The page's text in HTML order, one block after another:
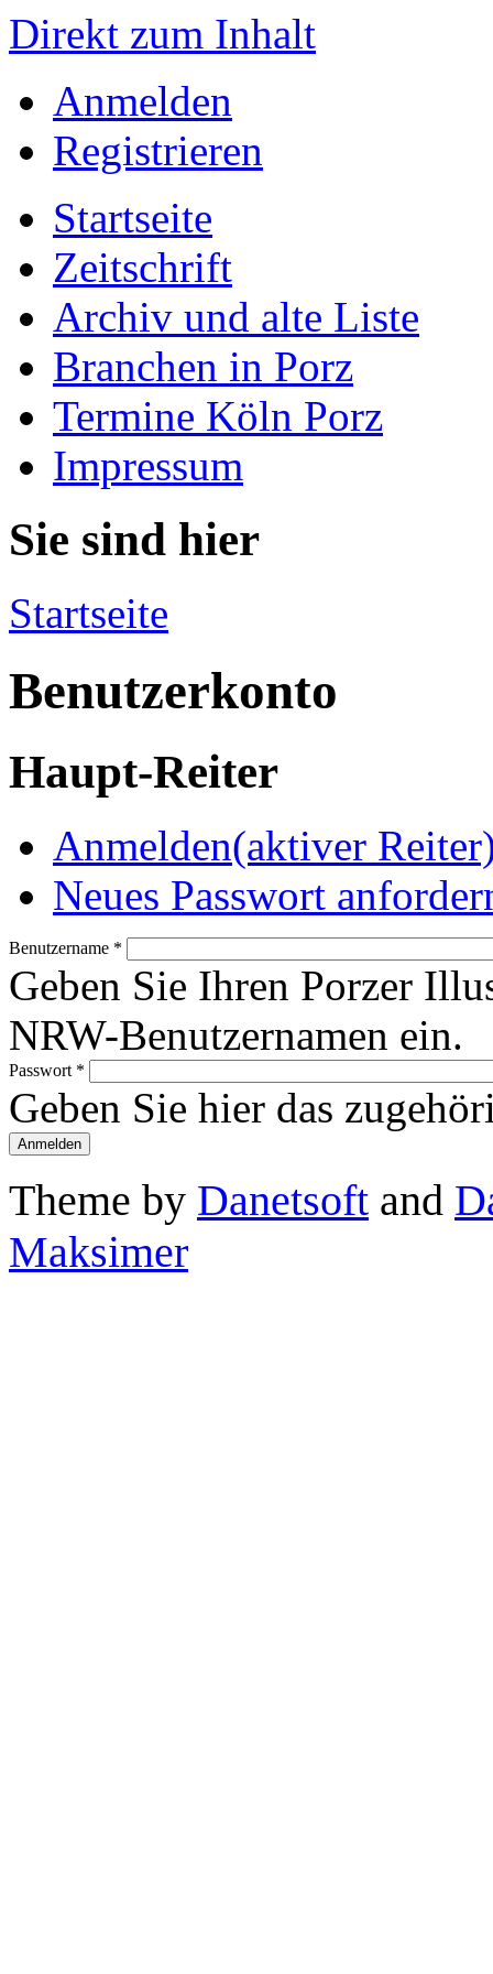
Direkt zum Inhalt
Anmelden
Registrieren
Startseite
Zeitschrift
Archiv und alte Liste
Branchen in Porz
Termine Köln Porz
Impressum
Sie sind hier
Startseite
Benutzerkonto
Haupt-Reiter
Anmelden(aktiver
Neues Passwort
Benutzername *
Geben Sie Ihren Porzer
NRW-Benutzernamen ein.
Passwort *
Geben Sie hier das
Theme by Danetsoft and
Maksimer